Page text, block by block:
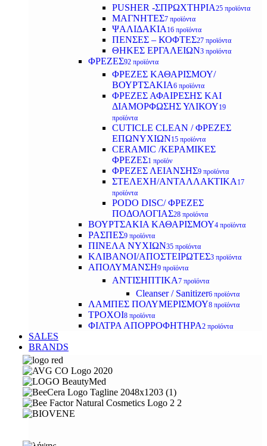
PUSHER -ΣΠΡΩΧΤΗΡΙΑ25 προϊόντα
ΜΑΓΝΗΤΕΣ7 προϊόντα
ΨΑΛΙΔΑΚΙΑ 16 προϊόντα
ΠΕΝΣΕΣ – ΚΟΦΤΕΣ27 προϊόντα
ΘΗΚΕΣ ΕΡΓΑΛΕΙΩΝ3 προϊόντα
ΦΡΕΖΕΣ92 προϊόντα
ΦΡΕΖΕΣ ΚΑΘΑΡΙΣΜΟΥ/
ΒΟΥΡΤΣΑΚΙΑ6 προϊόντα
ΦΡΕΖΕΣ ΑΦΑΙΡΕΣΗΣ ΚΑΙ
ΔΙΑΜΟΡΦΩΣΗΣ ΥΛΙΚΟΥ19
προϊόντα
CUTICLE CLEAN / ΦΡΕΖΕΣ
ΕΠΩΝΥΧΙΩΝ15 προϊόντα
CERAMIC /ΚΕΡΑΜΙΚΕΣ
ΦΡΕΖΕΣ1 προϊόν
ΦΡΕΖΕΣ ΛΕΙΑΝΣΗΣ9 προϊόντα
ΣΤΕΛΕΧΗ/ΑΝΤΑΛΛΑΚΤΙΚΑ 17
προϊόντα
PODO DISC/ ΦΡΕΖΕΣ
ΠΟΔΟΛΟΓΙΑΣ28 προϊόντα
ΒΟΥΡΤΣΑΚΙΑ ΚΑΘΑΡΙΣΜΟΥ4 προϊόντα
ΡΑΣΠΕΣ9 προϊόντα
ΠΙΝΕΛΑ ΝΥΧΙΩΝ35 προϊόντα
ΚΛΙΒΑΝΟΙ/ΑΠΟΣΤΕΙΡΩΤΕΣ3 προϊόντα
ΑΠΟΛΥΜΑΝΣΗ9 προϊόντα
ΑΝΤΙΣΗΠΤΙΚΑ7 προϊόντα
Cleanser / Sanitizer6 προϊόντα
ΛΑΜΠΕΣ ΠΟΛΥΜΕΡΙΣΜΟΥ8 προϊόντα
ΤΡΟΧΟΙ8 προϊόντα
ΦΙΛΤΡΑ ΑΠΟΡΡΟΦΗΤΗΡΑ2 προϊόντα
SALES
BRANDS